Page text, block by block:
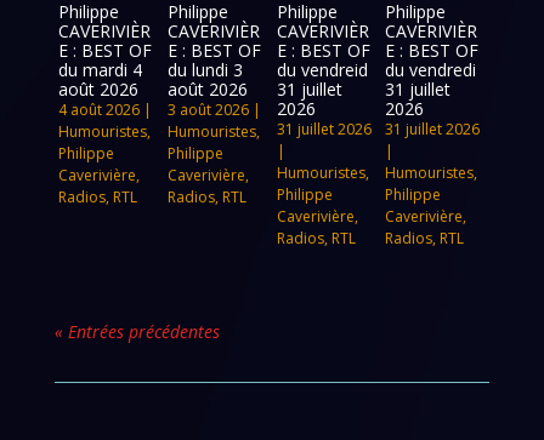
Philippe
CAVERIVIÈR
E : BEST OF
du mardi 4
août 2026
4 août 2026 |
Humouristes,
Philippe
Caverivière,
Radios, RTL
Philippe
CAVERIVIÈR
E : BEST OF
du lundi 3
août 2026
3 août 2026|
Humouristes,
Philippe
Caverivière,
Radios, RTL
Philippe
CAVERIVIÈR
E : BEST OF
du vendreid
31 juillet
2026
31 juillet 2026
|
Humouristes,
Philippe
Caverivière,
Radios, RTL
Philippe
CAVERIVIÈR
E : BEST OF
du vendredi
31 juillet
2026
31 juillet 2026
|
Humouristes,
Philippe
Caverivière,
Radios, RTL
« Entrées précédentes